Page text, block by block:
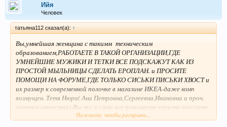
Ийя
Человек
татьяна112 сказал(а): ↑
Вы,умнейшая женщина с такимм техническим
образованием,РАБОТАЕТЕ В ТАКОЙ ОРГАНИЗАЦИИ,ГДЕ
УМНЕЙШИЕ МУЖИКИ И ТЕТКИ ВСЕ ПОДСКАЖУТ КАК ИЗ
ПРОСТОЙ МЫЛЬНИЦЫ СДЕЛАТЬ ЕРОПЛАН. и ПРОСИТЕ
ПОМОЩИ НА ФОРУМЕ,ГДЕ ТОЛЬКО СИСЬКИ ПИСЬКИ ХВОСТ и
их размер к современной полочке в магазине ИКЕА-даже комп
возмущен. Тетя Нюра( Ана Петровна,Сергеевна,Ивановна и проч.
советск отчества)-Вы же и сами все понимаете,просто веселите
Нажмите, чтобы раскрыть...